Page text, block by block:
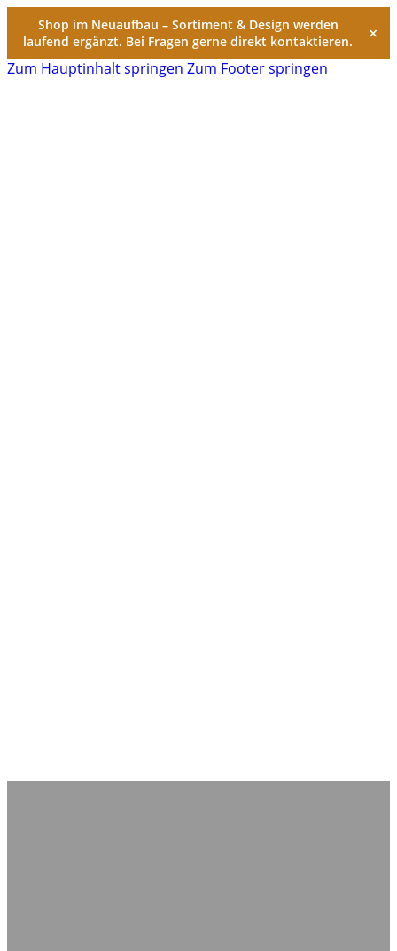
Shop im Neuaufbau – Sortiment & Design werden
laufend ergänzt. Bei Fragen gerne direkt kontaktieren.
×
Zum Hauptinhalt springen Zum Footer springen